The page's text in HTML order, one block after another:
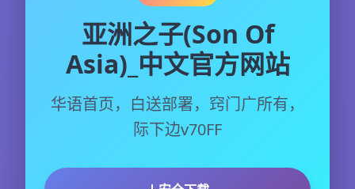
亚洲之子(Son Of
Asia)_中文官方网站
华语首页，白送部署，窍门广所有，
际下边v70FF